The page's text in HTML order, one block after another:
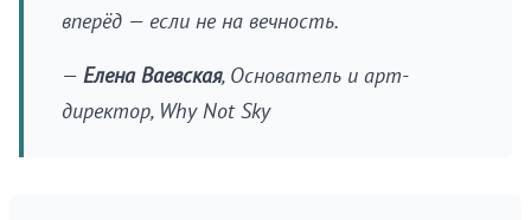
вперёд — если не на вечность.
— Елена Ваевская, Основатель и арт-
директор, Why Not Sky